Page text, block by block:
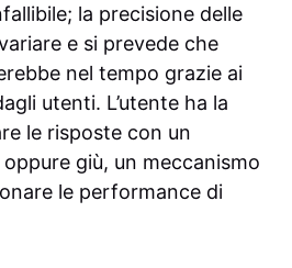
la precisione delle
e si prevede che
nel tempo grazie ai
utenti. L’utente ha la
le risposte con un
giù, un meccanismo
le performance di